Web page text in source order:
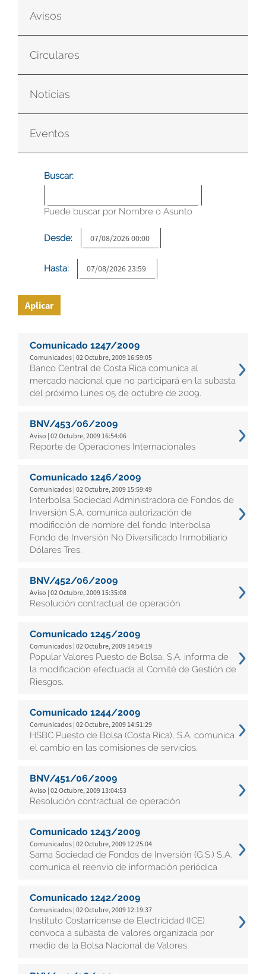
Avisos
Circulares
Noticias
Eventos
Buscar:
Puede buscar por Nombre o Asunto
Desde:
Hasta:
Aplicar
Comunicado 1247/2009
Comunicados | 02 Octubre, 2009 16:59:05
Banco Central de Costa Rica comunica al
mercado nacional que no participará en la subasta
del próximo lunes 05 de octubre de 2009.
BNV/453/06/2009
Aviso | 02 Octubre, 2009 16:54:06
Reporte de Operaciones Internacionales
Comunicado 1246/2009
Comunicados | 02 Octubre, 2009 15:59:49
Interbolsa Sociedad Administradora de Fondos de
Inversión S.A. comunica autorización de
modificción de nombre del fondo Interbolsa
Fondo de Inversión No Diversificado Inmobiliario
Dólares Tres.
BNV/452/06/2009
Aviso | 02 Octubre, 2009 15:35:08
Resolución contractual de operación
Comunicado 1245/2009
Comunicados | 02 Octubre, 2009 14:54:19
Popular Valores Puesto de Bolsa, S.A. informa de
la modificación efectuada al Comité de Gestión de
Riesgos.
Comunicado 1244/2009
Comunicados | 02 Octubre, 2009 14:51:29
HSBC Puesto de Bolsa (Costa Rica), S.A. comunica
el cambio en las comisiones de servicios.
BNV/451/06/2009
Aviso | 02 Octubre, 2009 13:04:53
Resolución contractual de operación
Comunicado 1243/2009
Comunicados | 02 Octubre, 2009 12:25:04
Sama Sociedad de Fondos de Inversión (G.S.) S,A.
comunica el reenvío de información periódica
Comunicado 1242/2009
Comunicados | 02 Octubre, 2009 12:19:37
Instituto Costarricense de Electricidad (ICE)
convoca a subasta de valores organizada por
medio de la Bolsa Nacional de Valores